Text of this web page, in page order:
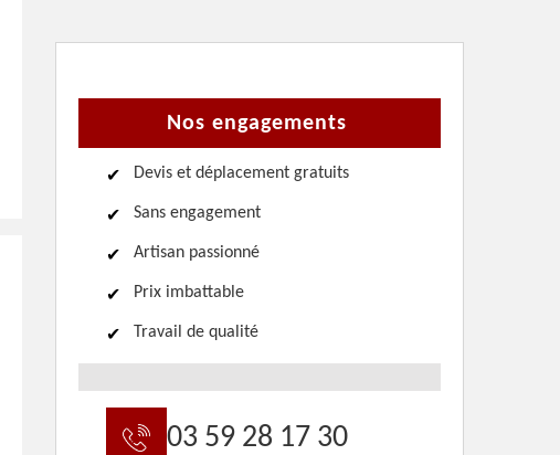
Nos engagements
Devis et déplacement gratuits
Sans engagement
Artisan passionné
Prix imbattable
Travail de qualité
03 59 28 17 30